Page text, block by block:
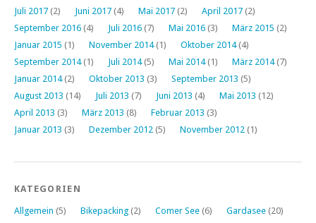
Juli 2017 (2) Juni 2017 (4) Mai 2017 (2) April 2017 (2)
September 2016 (4) Juli 2016 (7) Mai 2016 (3) März 2015 (2)
Januar 2015 (1) November 2014(1) Oktober 2014(4)
September 2014(1) Juli 2014(5) Mai 2014(1) März 2014(7)
Januar 2014(2) Oktober 2013 (3) September 2013 (5)
August 2013 (14) Juli 2013 (7) Juni 2013 (4) Mai 2013 (12)
April 2013 (3) März 2013 (8) Februar 2013 (3)
Januar 2013 (3) Dezember 2012 (5) November 2012 (1)
KATEGORIEN
Allgemein (5) Bikepacking (2) Comer See (6) Gardasee (20)